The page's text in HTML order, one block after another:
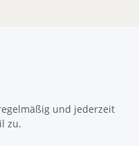
und jederzeit
zu.